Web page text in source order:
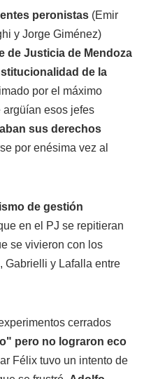
peronistas (Emir
y Jorge Giménez)
de Justicia de Mendoza
de la
por el máximo
esos jefes
sus derechos
por enésima vez al
de gestión
en el PJ se repitieran
se vivieron con los
Gabrielli y Lafalla entre
cerrados
pero no lograron eco
Félix tuvo un intento de